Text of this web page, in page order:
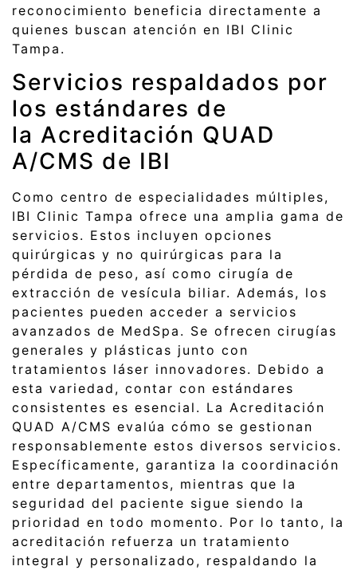
reconocimiento beneficia directamente a
quienes buscan atención en IBI Clinic
Tampa.
Servicios respaldados por
los estándares de
la Acreditación QUAD
A/CMS de IBI
Como centro de especialidades múltiples,
IBI Clinic Tampa ofrece una amplia gama de
servicios. Estos incluyen opciones
quirúrgicas y no quirúrgicas para la
pérdida de peso, así como cirugía de
extracción de vesícula biliar. Además, los
pacientes pueden acceder a servicios
avanzados de MedSpa. Se ofrecen cirugías
generales y plásticas junto con
tratamientos láser innovadores. Debido a
esta variedad, contar con estándares
consistentes es esencial. La Acreditación
QUAD A/CMS evalúa cómo se gestionan
responsablemente estos diversos servicios.
Específicamente, garantiza la coordinación
entre departamentos, mientras que la
seguridad del paciente sigue siendo la
prioridad en todo momento. Por lo tanto, la
acreditación refuerza un tratamiento
integral y personalizado, respaldando la